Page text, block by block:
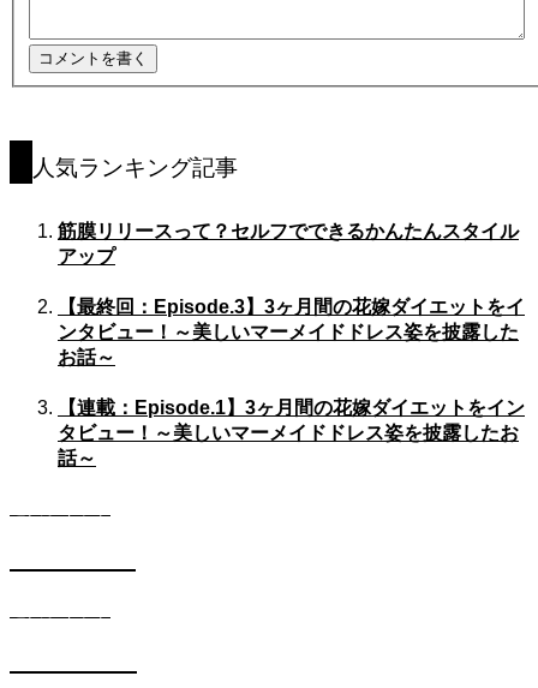
人気ランキング記事
筋膜リリースって？セルフでできるかんたんスタイル
アップ
【最終回：Episode.3】3ヶ月間の花嫁ダイエットをイ
ンタビュー！～美しいマーメイドドレス姿を披露した
お話～
【連載：Episode.1】3ヶ月間の花嫁ダイエットをイン
タビュー！～美しいマーメイドドレス姿を披露したお
話～